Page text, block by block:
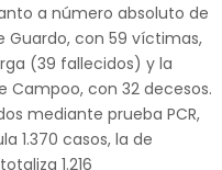
a número absoluto de
con 59 víctimas,
(39 fallecidos) y la
Campoo, con 32 decesos.
mediante prueba PCR,
1.370 casos, la de
1.216